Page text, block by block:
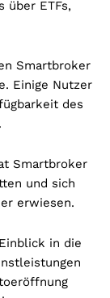
über ETFs,
Smartbroker
Einige Nutzer
des
Smartbroker
und sich
erwiesen.
in die